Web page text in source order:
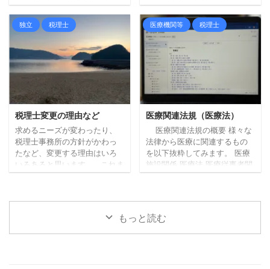
す。 ...
る余地があるのに、それに着
手できていない、という ...
してきました。 無事？終わっ
たので所感というか、再認識
したことなど少し書いてみま
す。 通勤大変 無料申告相談
に従事しての感想としては、
といった感じでしょうか。 現
在の自宅仕事とは違う環境と
なるので、こういった機会は
言わば非日常です。 まず、通
勤からスタートなので、、 通
勤がない生活が当たり前にな
っていることもあり、なかな
か大変だなと感じてしまいま
ることになった人がいて、そ
ういう話題になった次第で
す。 最初から事務所を借りて
いる人もいたので、その方と
の話を聞きながら、事務所を
借りることを想像してみて思
ったことなど書いてみます。
メリットもありそう 確かにメ
リットもあるのだろうな感じ
ます。 何事も一長一短ありま
すし、人によってメリット・
デメリットに感じることも違
うと思いますので、あくまで
自分にとってという前提です
独立 税理士
税理士変更の理由など
求めるニーズが変わったり、
税理士事務所の方針がかわっ
たなど、変更する理由はいろ
いろあると思います。 これま
情報提供がない 怒られる（よ
うに感じる） 相談しにくい 専
医療機関等 税理士
医療関連法規（医療法）
医療関連法規の概要 様々な
法律から医療に関連するもの
を以下抜粋してみます。 医療
施設関係 医療法 医療従事者関
養担当規則 すべて重要ではあ
りますが、医療施設関係に分
もっと読む